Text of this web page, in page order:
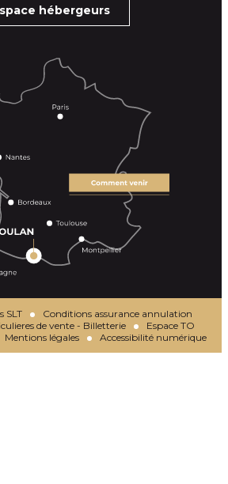
hébergeurs
SLT
Conditions assurance annulation
de vente - Billetterie
Espace TO
Mentions légales Accessibilité numérique